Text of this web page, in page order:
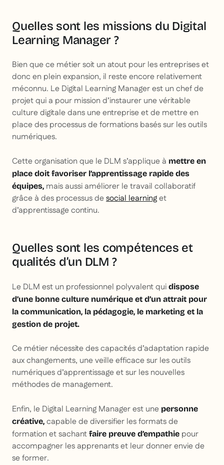
Quelles sont les missions du Digital
Learning Manager ?
Bien que ce métier soit un atout pour les entreprises et
donc en plein expansion, il reste encore relativement
méconnu. Le Digital Learning Manager est un chef de
projet qui a pour mission d’instaurer une véritable
culture digitale dans une entreprise et de mettre en
place des processus de formations basés sur les outils
numériques.
Cette organisation que le DLM s’applique à mettre en
place doit favoriser l’apprentissage rapide des
équipes, mais aussi améliorer le travail collaboratif
grâce à des processus desocial learninget
d’apprentissage continu.
Quelles sont les compétences et
qualités d’un DLM ?
Le DLM est un professionnel polyvalent qui dispose
d’une bonne culture numérique et d’un attrait pour
la communication, la pédagogie, le marketing et la
gestion de projet.
Ce métier nécessite des capacités d’adaptation rapide
aux changements, une veille efficace sur les outils
numériques d’apprentissage et sur les nouvelles
méthodes de management.
Enfin, le Digital Learning Manager est une personne
créative, capable de diversifier les formats de
formation et sachant faire preuve d’empathie pour
accompagner les apprenants et leur donner envie de
se former.